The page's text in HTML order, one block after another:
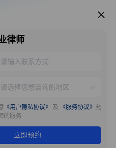
服务推荐
律师
《用户隐私协议》 及 《服务协议》 允
的服务
立即预约